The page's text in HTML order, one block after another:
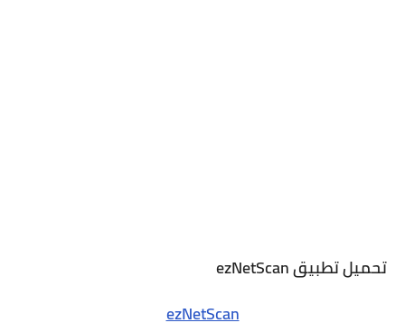
تحميل تطبيق ezNetScan
ezNetScan